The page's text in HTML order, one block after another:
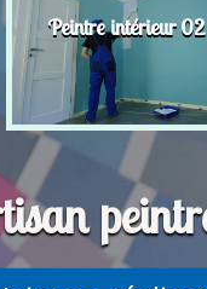
Peintre intérieur 02